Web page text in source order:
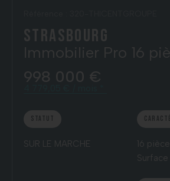
Strasbourg
Immobilier Pro 16
998 000 €
Statut
SUR LE MARCHE
16
Surface